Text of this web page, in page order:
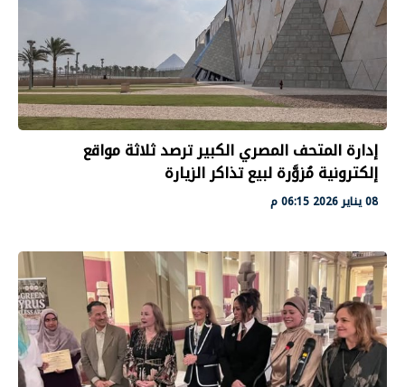
إدارة المتحف المصري الكبير ترصد ثلاثة مواقع
إلكترونية مُزوَّرة لبيع تذاكر الزيارة
08 يناير 2026 06:15 م